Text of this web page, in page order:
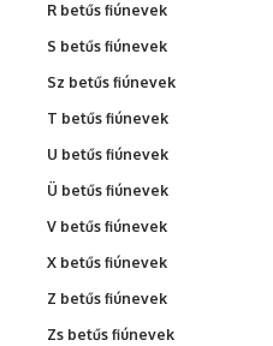
R betűs fiúnevek
S betűs fiúnevek
Sz betűs fiúnevek
T betűs fiúnevek
U betűs fiúnevek
Ü betűs fiúnevek
V betűs fiúnevek
X betűs fiúnevek
Z betűs fiúnevek
Zs betűs fiúnevek